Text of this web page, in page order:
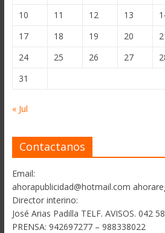
10
11 12 13
17
18 19 20
24
25 26 27
31
« Jul
Contactanos
Email:
ahorapublicidad@hotmail.com
Director interino:
José Arias Padilla TELF. AVISOS. 042
PRENSA: 942697277 – 988338022